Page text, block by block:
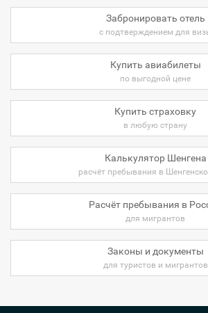
Забронировать отель
с подтверждением для
Купить авиабилеты
по выгодной цене
Купить страховку
в любую страну
Калькулятор Шенгена
расчёт пребывания в
Расчёт пребывания в
для мигрантов
Законы и документы
для туристов и мигрантов